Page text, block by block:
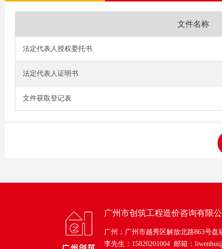
文件名称
法定代表人授权委托书
法定代表人证明书
文件获取登记表
广州市创筑工程造价咨询有限
广州：广州市越秀区解放北路863号盘
李先生：15820201004 邮箱：